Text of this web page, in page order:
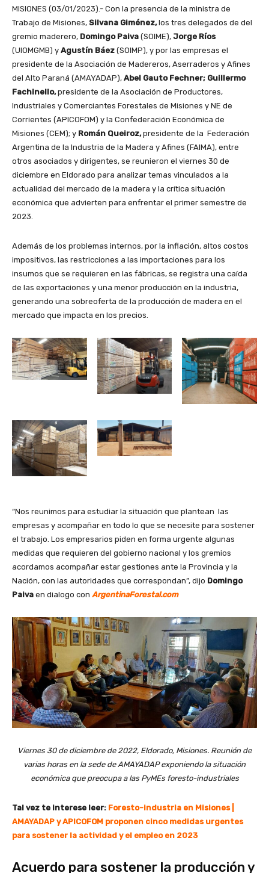
MISIONES (03/01/2023).- Con la presencia de la ministra de
Trabajo de Misiones, Silvana Giménez,los tres delegados de del
gremio maderero, Domingo Paiva (SOIME), Jorge Ríos
(UIOMGMB) y Agustín Báez (SOIMP), y por las empresas el
presidente de la Asociación de Madereros, Aserraderos y Afines
del Alto Paraná (AMAYADAP), Abel Gauto Fechner; Guillermo
Fachinello,presidente de la Asociación de Productores,
Industriales y Comerciantes Forestales de Misiones y NE de
Corrientes (APICOFOM) y la Confederación Económica de
Misiones (CEM); y Román Queiroz,presidente de la Federación
Argentina de la Industria de la Madera y Afines (FAIMA), entre
otros asociados y dirigentes, se reunieron el viernes 30 de
diciembre en Eldorado para analizar temas vinculados a la
actualidad del mercado de la madera y la crítica situación
económica que advierten para enfrentar el primer semestre de
2023.
Además de los problemas internos, por la inflación, altos costos
impositivos, las restricciones a las importaciones para los
insumos que se requieren en las fábricas, se registra una caída
de las exportaciones y una menor producción en la industria,
generando una sobreoferta de la producción de madera en el
mercado que impacta en los precios.
“Nos reunimos para estudiar la situación que plantean las
empresas y acompañar en todo lo que se necesite para sostener
el trabajo. Los empresarios piden en forma urgente algunas
medidas que requieren del gobierno nacional y los gremios
acordamos acompañar estar gestiones ante la Provincia y la
Nación, con las autoridades que correspondan”, dijo Domingo
Paiva en dialogo con ArgentinaForestal.com
Viernes 30 de diciembre de 2022, Eldorado, Misiones. Reunión de
varias horas en la sede de AMAYADAP exponiendo la situación
económica que preocupa a las PyMEs foresto-industriales
Tal vez te interese leer: Foresto-industria en Misiones |
AMAYADAP y APICOFOM proponen cinco medidas urgentes
para sostener la actividad y el empleo en 2023
Acuerdo para sostener la producción y